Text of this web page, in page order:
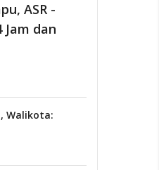
ASR -
Jam dan
Walikota: